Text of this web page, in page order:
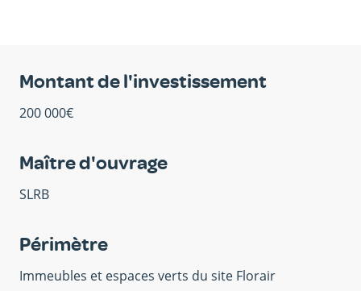
Montant de l'investissement
200 000€
Maître d'ouvrage
SLRB
Périmètre
Immeubles et espaces verts du site Florair